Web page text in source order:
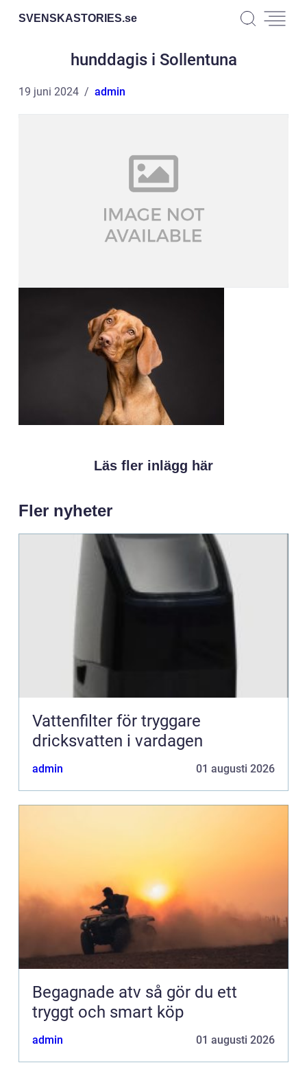
SVENSKASTORIES.se
hunddagis i Sollentuna
19 juni 2024 admin
Läs fler inlägg här
Fler nyheter
Vattenfilter för tryggare
dricksvatten i vardagen
admin 01 augusti 2026
Begagnade atv så gör du ett
tryggt och smart köp
admin 01 augusti 2026